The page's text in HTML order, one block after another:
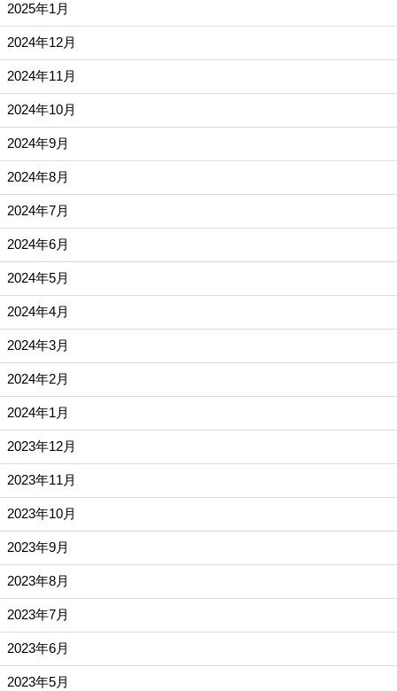
2025年1月
2024年12月
2024年11月
2024年10月
2024年9月
2024年8月
2024年7月
2024年6月
2024年5月
2024年4月
2024年3月
2024年2月
2024年1月
2023年12月
2023年11月
2023年10月
2023年9月
2023年8月
2023年7月
2023年6月
2023年5月